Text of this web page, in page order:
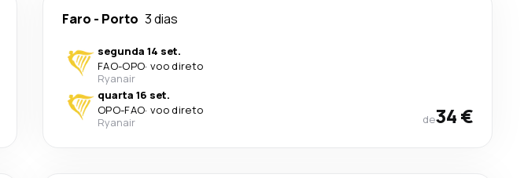
Faro - Porto 3 dias
segunda 14 set.
FAO-OPO· voo direto
Ryanair
quarta 16 set.
OPO-FAO· voo direto
Ryanair
de34 €